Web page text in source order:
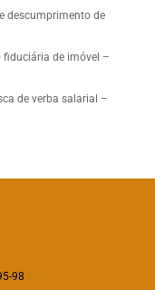
descumprimento de
fiduciária de imóvel –
de verba salarial –
98